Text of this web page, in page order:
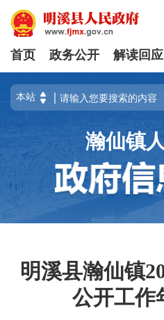
首页 政务公开 解读回应
瀚仙镇
明溪县瀚仙镇
公开工作